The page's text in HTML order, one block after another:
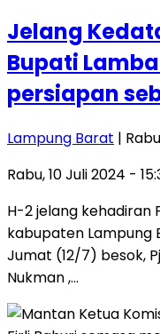
Jelang
Bupati
persiapan
Lampung Barat |
Rabu, 10 Juli 2024 -
H-2 jelang kehadiran
kabupaten Lampung
Jumat (12/7) besok,
Nukman ,…